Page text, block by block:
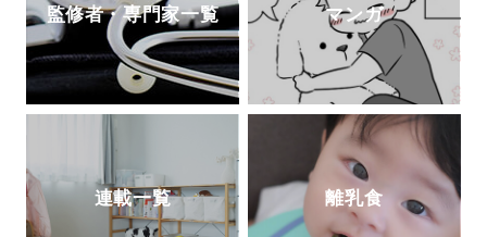
監修者・専門家一覧 マンガ
連載一覧 離乳食